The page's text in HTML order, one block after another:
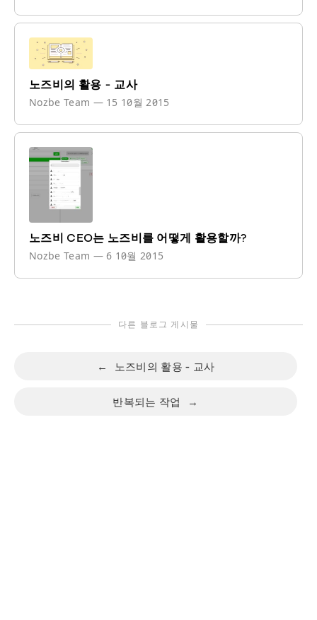
노즈비의 활용 - 교사
Nozbe Team — 15 10월 2015
노즈비 CEO는 노즈비를 어떻게 활용할까?
Nozbe Team —6 10월 2015
다른 블로그 게시물
← 노즈비의 활용 - 교사
반복되는 작업 →